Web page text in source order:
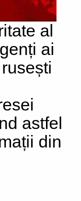
al
ai
astfel
din